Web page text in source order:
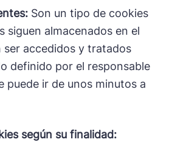
Son un tipo de cookies
siguen almacenados en el
ser accedidos y tratados
definido por el responsable
puede ir de unos minutos a
según su finalidad: